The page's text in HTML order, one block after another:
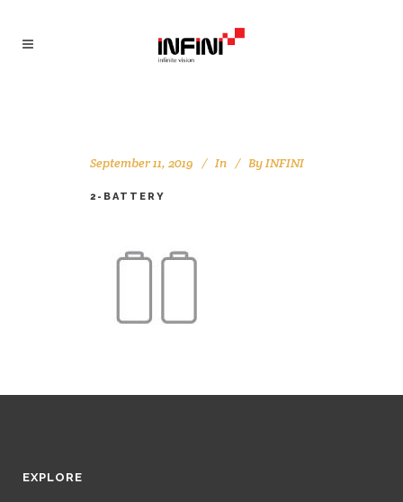
September 11, 2019 In ByINFINI
2-BATTERY
EXPLORE